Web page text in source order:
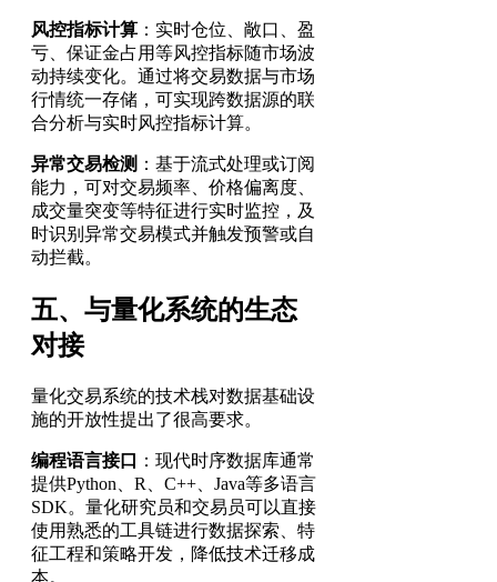
风控指标计算 ：实时仓位、敞口、盈
亏、保证金占用等风控指标随市场波
动持续变化。通过将交易数据与市场
行情统一存储，可实现跨数据源的联
合分析与实时风控指标计算。
异常交易检测 ：基于流式处理或订阅
能力，可对交易频率、价格偏离度、
成交量突变等特征进行实时监控，及
时识别异常交易模式并触发预警或自
动拦截。
五、与量化系统的生态
对接
量化交易系统的技术栈对数据基础设
施的开放性提出了很高要求。
编程语言接口
：现代时序数据库通常
提供Python、R、C++、Java等多语言
SDK。量化研究员和交易员可以直接
使用熟悉的工具链进行数据探索、特
征工程和策略开发，降低技术迁移成
本。